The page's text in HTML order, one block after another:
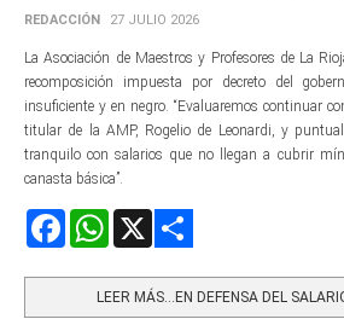
REDACCIÓN 27 JULIO 2026
La Asociación de Maestros y Profesores de La
recomposición impuesta por decreto del
insuficiente y en negro. “Evaluaremos continuar
titular de la AMP, Rogelio de Leonardi, y
tranquilo con salarios que no llegan a cubrir
canasta básica”.
FacebookWhatsApp
LEER MÁS…EN DEFENSA DEL